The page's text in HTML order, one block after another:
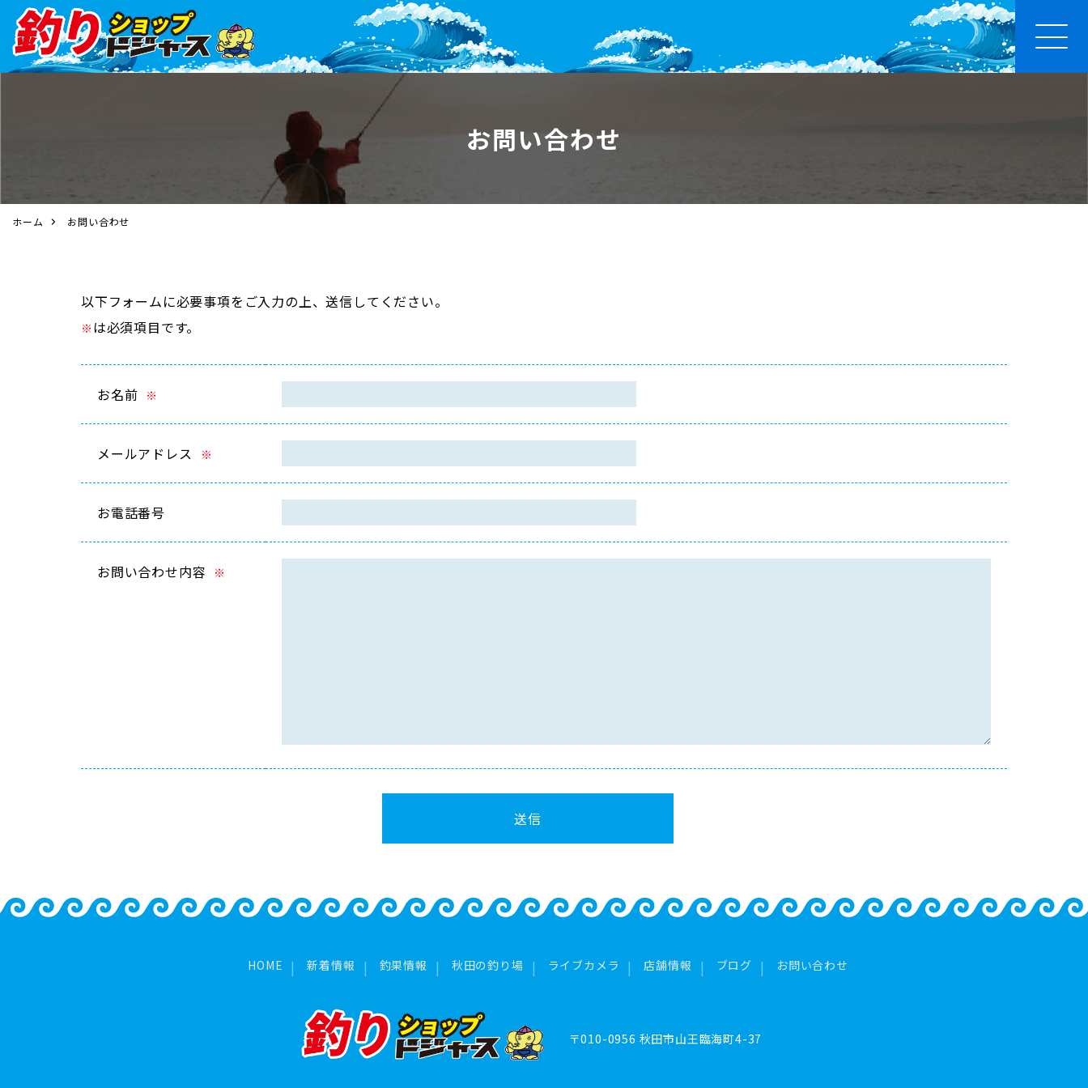
お問い合わせ
ホーム お問い合わせ
以下フォームに必要事項をご入力の上、送信してください。
※ は必須項目です。
お名前 ※
メールアドレス ※
お電話番号
お問い合わせ内容 ※
HOME 新着情報 釣果情報 秋田の釣り場 ライブカメラ 店舗情報 ブログ お問い合わせ
〒010-0956 秋田市山王臨海町4-37